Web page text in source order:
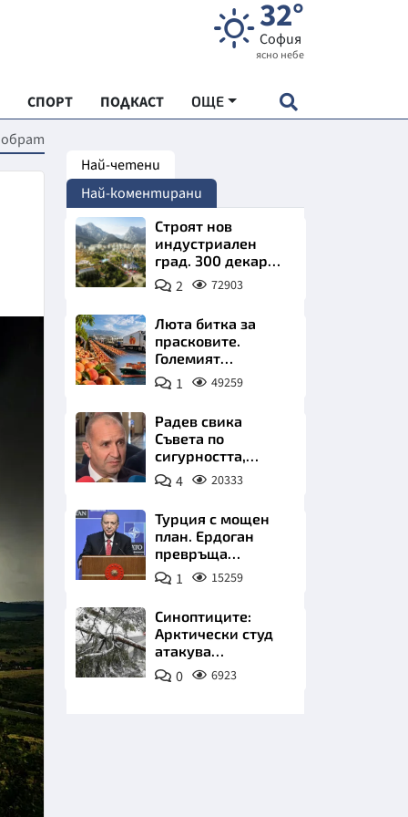
32°
София
ясно небе
СПОРТ ПОДКАСТ ОЩЕ
"ЧУДЕСАТА НА БЪЛГАРИЯ"
ХРАНА
Най-четени
Най-коментирани
Строят нов
индустриален
град. 300 декара
чакат златни
заводи
2 72903
Люта битка за
прасковите.
Големият
победител е
Турция
1 49259
Радев свика
Съвета по
сигурността,
следва ключово
изявление
4 20333
Турция с мощен
план. Ердоган
превръща
Джейхан в
петролно чудо
1 15259
Синоптиците:
Арктически студ
атакува
Балканите.
Фалшивата зима
0 6923